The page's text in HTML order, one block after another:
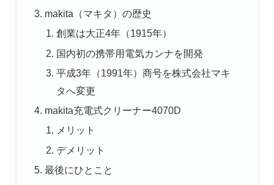
makita（マキタ）の歴史
創業は大正4年（1915年）
国内初の携帯用電気カンナを開発
平成3年（1991年）商号を株式会社マキ
タへ変更
makita充電式クリーナー4070D
メリット
デメリット
最後にひとこと